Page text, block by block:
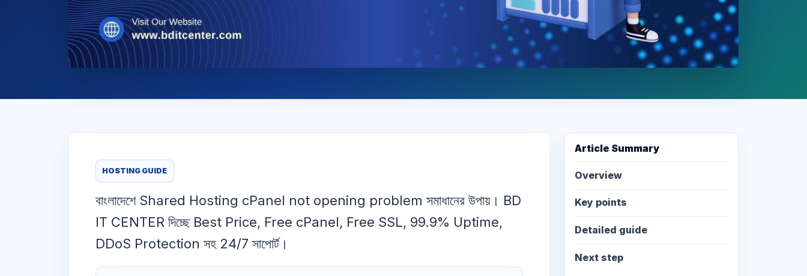
HOSTING GUIDE
বাংলাদেশে Shared Hosting cPanel not opening problem সমাধানের উপায়। BD
IT CENTER দিচ্ছে Best Price, Free cPanel, Free SSL, 99.9% Uptime,
DDoS Protection সহ 24/7 সাপোর্ট।
Article Summary
Overview
Key points
Detailed guide
Next step